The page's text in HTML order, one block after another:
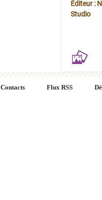
Éditeur :
Studio
Contacts Flux RSS